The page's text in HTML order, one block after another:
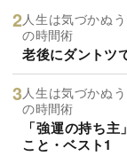
人生は気づかぬ
の時間術
老後にダントツ
人生は気づかぬ
の時間術
「強運の持ち
こと・ベスト1